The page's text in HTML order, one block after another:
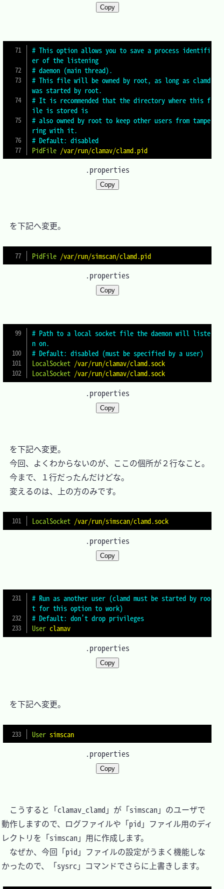
Copy
# This option allows you to save a process identifi
er of the listening
# daemon (main thread).
# This file will be owned by root, as long as clamd
was started by root.
# It is recommended that the directory where this f
ile is stored is
# also owned by root to keep other users from tampe
ring with it.
# Default: disabled
PidFile /var/run/clamav/clamd.pid
.properties
Copy
を下記へ変更。
PidFile /var/run/simscan/clamd.pid
.properties
Copy
# Path to a local socket file the daemon will liste
n on.
# Default: disabled (must be specified by a user)
LocalSocket /var/run/clamav/clamd.sock
LocalSocket /var/run/clamav/clamd.sock
.properties
Copy
を下記へ変更。
今回、よくわからないのが、ここの個所が２行なこと。
今まで、１行だったんだけどな。
変えるのは、上の方のみです。
LocalSocket /var/run/simscan/clamd.sock
.properties
Copy
# Run as another user (clamd must be started by roo
t for this option to work)
# Default: don't drop privileges
User clamav
.properties
Copy
を下記へ変更。
User simscan
.properties
Copy
こうすると「clamav_clamd」が「simscan」のユーザで
動作しますので、ログファイルや「pid」ファイル用のディ
レクトリを「simscan」用に作成します。
なぜか、今回「pid」ファイルの設定がうまく機能しな
かったので、「sysrc」コマンドでさらに上書きします。